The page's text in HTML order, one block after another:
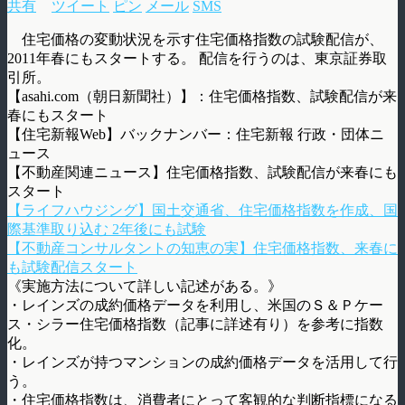
共有 ツイート ピン メール SMS
住宅価格の変動状況を示す住宅価格指数の試験配信が、
2011年春にもスタートする。 配信を行うのは、東京証券取
引所。
【asahi.com（朝日新聞社）】：住宅価格指数、試験配信が来
春にもスタート
【住宅新報Web】バックナンバー：住宅新報 行政・団体ニ
ュース
【不動産関連ニュース】住宅価格指数、試験配信が来春にも
スタート
【ライフハウジング】国土交通省、住宅価格指数を作成、国
際基準取り込む 2年後にも試験
【不動産コンサルタントの知恵の実】住宅価格指数、来春に
も試験配信スタート
《実施方法について詳しい記述がある。》
・レインズの成約価格データを利用し、米国のＳ＆Ｐケー
ス・シラー住宅価格指数（記事に詳述有り）を参考に指数
化。
・レインズが持つマンションの成約価格データを活用して行
う。
・住宅価格指数は、消費者にとって客観的な判断指標になる